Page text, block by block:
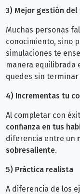
3) Mejor gestión del
Muchas personas
conocimiento, sino
simulaciones te
manera equilibrada
quedes sin terminar
4) Incrementas tu
Al completar con
confianza en tus
diferencia entre un
sobresaliente.
5) Práctica realista
A diferencia de los